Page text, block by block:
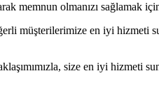
memnun olmanızı sağlamak
müşterilerimize en iyi hizmeti
size en iyi hizmeti